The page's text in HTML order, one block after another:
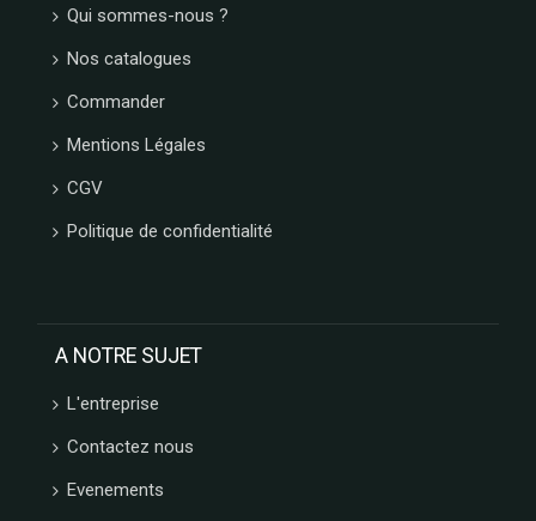
Qui sommes-nous ?
Nos catalogues
Commander
Mentions Légales
CGV
Politique de confidentialité
A NOTRE SUJET
L'entreprise
Contactez nous
Evenements